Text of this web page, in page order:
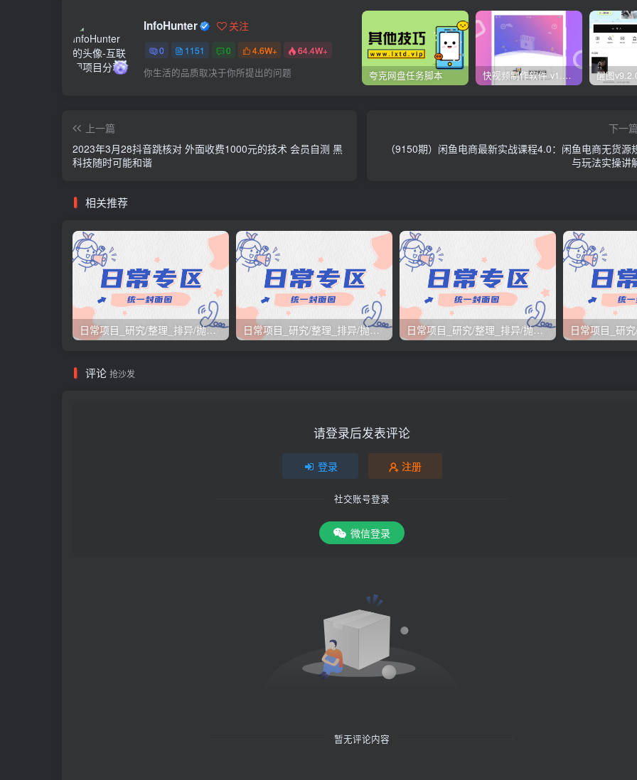
InfoHunter 关注
0 1151 0 4.6W+ 64.4W+
你生活的品质取决于你所提出的问题 夸克网盘任务脚本 快视频制作软件 v1.1.1安卓版
上一篇
2023年3月28抖音跳核对 外面收费1000元的技术 会员自测 黑
科技随时可能和谐
下一篇
（9150期）闲鱼电商最新实战课程4.0：闲鱼电商无货源
与玩法实操讲
相关推荐
日常项目_研究/整理_排异/抛弃汇总[26.3.15-3.21整理] 日常项目_研究/整理_排异/抛弃汇总[25.12.1-12.12整理] 日常项目_研究/整理_排异/抛弃汇总[25.11.1-11.30整理]
评论 抢沙发
请登录后发表评论
登录 注册
社交账号登录
微信登录
暂无评论内容